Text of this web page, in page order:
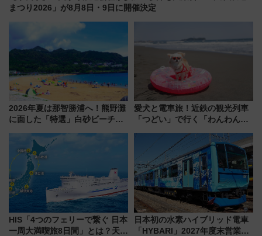
まつり2026」が8月8日・9日に開催決定
2026年夏は那智勝浦へ！熊野灘
に面した「特選」白砂ビーチは
会」は8月11日開催！
愛犬と電車旅！近鉄の観光列車
「つどい」で行く「わんわん列
める日帰りツアー
HIS「4つのフェリーで繋ぐ 日本
一周大満喫旅8日間」とは？天橋
日本初の水素ハイブリッド電車
「HYBARI」2027年度末営業運